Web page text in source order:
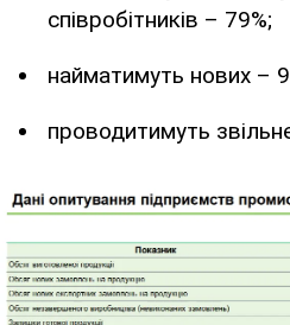
співробітників – 79%;
найматимуть нових –
проводитимуть